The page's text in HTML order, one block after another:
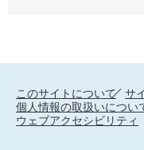
このサイトについて
サ
個人情報の取扱いについ
ウェブアクセシビリティ